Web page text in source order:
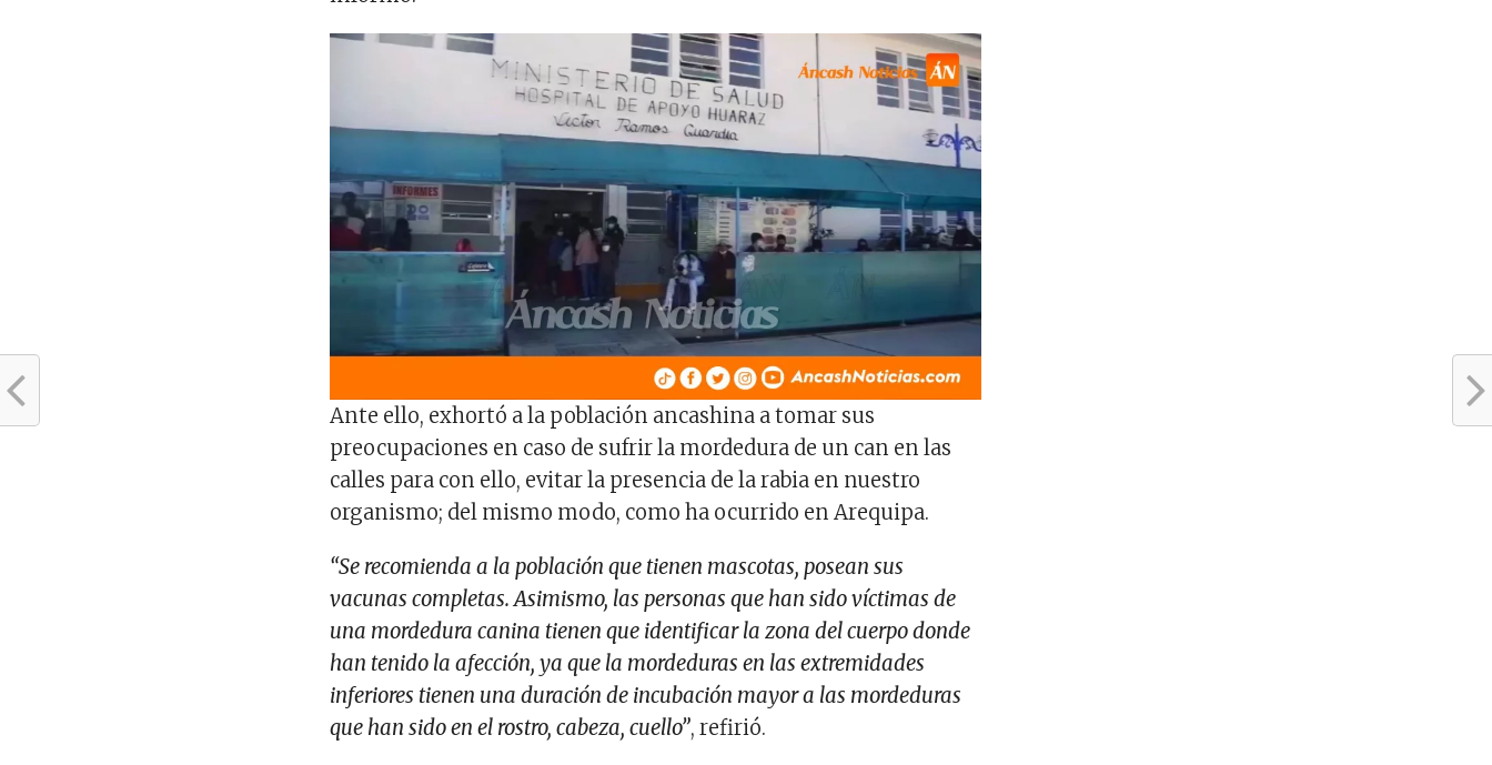
Ante ello, exhortó a la población ancashina a tomar sus
preocupaciones en caso de sufrir la mordedura de un can en las
calles para con ello, evitar la presencia de la rabia en nuestro
organismo; del mismo modo, como ha ocurrido en Arequipa.
“Se recomienda a la población que tienen mascotas, posean sus
vacunas completas. Asimismo, las personas que han sido víctimas de
una mordedura canina tienen que identificar la zona del cuerpo donde
han tenido la afección, ya que la mordeduras en las extremidades
inferiores tienen una duración de incubación mayor a las mordeduras
que han sido en el rostro, cabeza, cuello”, refirió.